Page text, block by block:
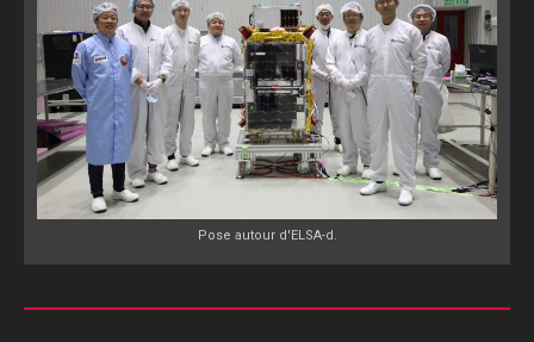
Pose autour d'ELSA-d.